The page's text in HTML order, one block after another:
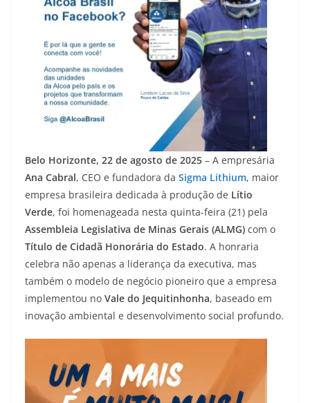
Belo Horizonte, 22 de agosto de 2025 – A empresária
Ana Cabral, CEO e fundadora da Sigma Lithium, maior
empresa brasileira dedicada à produção de Lítio
Verde, foi homenageada nesta quinta-feira (21) pela
Assembleia Legislativa de Minas Gerais (ALMG) com o
Título de Cidadã Honorária do Estado. A honraria
celebra não apenas a liderança da executiva, mas
também o modelo de negócio pioneiro que a empresa
implementou no Vale do Jequitinhonha, baseado em
inovação ambiental e desenvolvimento social profundo.